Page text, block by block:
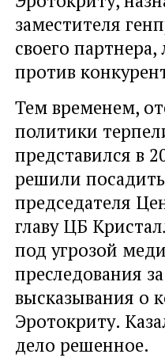
заместителя
своего
против
Тем временем,
политики
представился в
решили посадить
председателя
главу ЦБ
под угрозой
преследования
высказывания о
Эротокриту.
дело решенное.